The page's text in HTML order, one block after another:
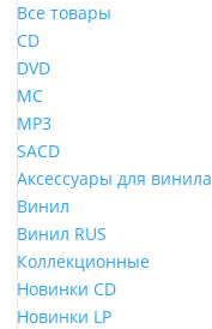
Все товары
CD
DVD
MC
MP3
SACD
Аксессуары для винила
Винил
Винил RUS
Коллекционные
Новинки CD
Новинки LP